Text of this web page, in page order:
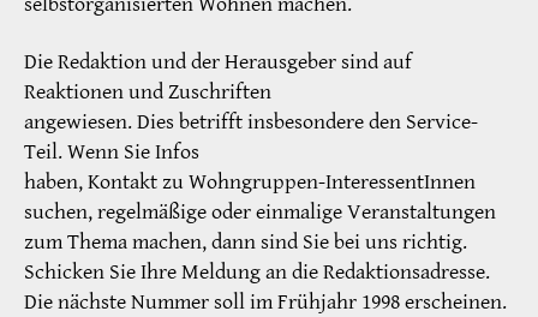
Die Redaktion und der Herausgeber sind auf
Reaktionen und Zuschriften
angewiesen. Dies betrifft insbesondere den Service-
Teil. Wenn Sie Infos
haben, Kontakt zu Wohngruppen-InteressentInnen
suchen, regelmäßige oder einmalige Veranstaltungen
zum Thema machen, dann sind Sie bei uns richtig.
Schicken Sie Ihre Meldung an die Redaktionsadresse.
Die nächste Nummer soll im Frühjahr 1998 erscheinen.